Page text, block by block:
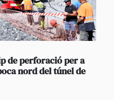
de perforació per a
nord del túnel de